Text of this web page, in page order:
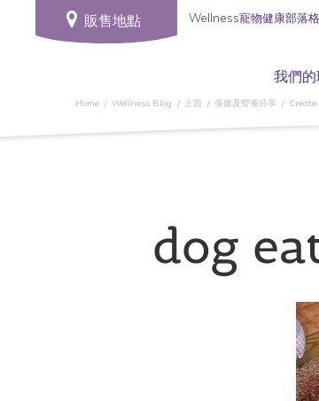
販售地點 Wellness寵物健康部落格
我們
Home Wellness Blog 主題 保健及營養分享
dog